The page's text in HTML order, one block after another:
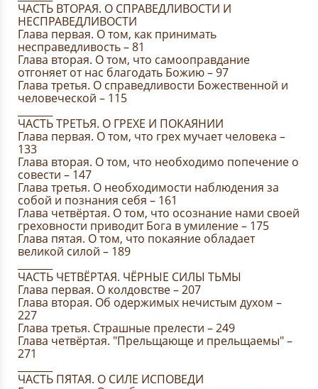
ЧАСТЬ ВТОРАЯ. О СПРАВЕДЛИВОСТИ И
НЕСПРАВЕДЛИВОСТИ
Глава первая. О том, как принимать
несправедливость – 81
Глава вторая. О том, что самооправдание
отгоняет от нас благодать Божию – 97
Глава третья. О справедливости Божественной и
человеческой – 115
ЧАСТЬ ТРЕТЬЯ. О ГРЕХЕ И ПОКАЯНИИ
Глава первая. О том, что грех мучает человека –
133
Глава вторая. О том, что необходимо попечение о
совести – 147
Глава третья. О необходимости наблюдения за
собой и познания себя – 161
Глава четвёртая. О том, что осознание нами своей
греховности приводит Бога в умиление – 175
Глава пятая. О том, что покаяние обладает
великой силой – 189
ЧАСТЬ ЧЕТВЁРТАЯ. ЧЁРНЫЕ СИЛЫ ТЬМЫ
Глава первая. О колдовстве – 207
Глава вторая. Об одержимых нечистым духом –
227
Глава третья. Страшные прелести – 249
Глава четвёртая. "Прельщающе и прельщаемы" –
271
ЧАСТЬ ПЯТАЯ. О СИЛЕ ИСПОВЕДИ